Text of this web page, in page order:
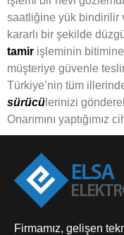
saatliğine yük bindirilir
kararlı bir şekilde
tamir işleminin
müşteriye güvenle
Türkiye’nin tüm
sürücü lerinizi
Onarımını
Firmamız, gelişen